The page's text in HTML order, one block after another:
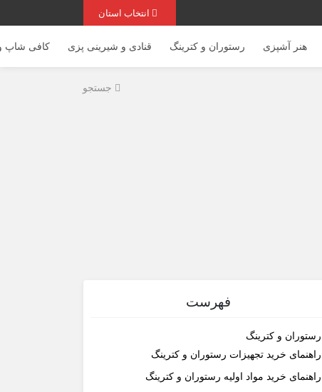
هنر آشپزی رستوران و کترینگ قنادی و شیرینی پزی کافی شاپ و
جستجو
فهرست
رستوران و کترینگ
راهنمای خرید تجهیزات رستوران و کترینگ
راهنمای خرید مواد اولیه رستوران و کترینگ